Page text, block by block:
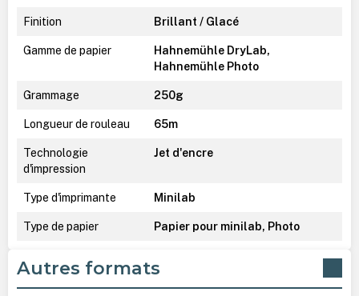
Finition Brillant / Glacé
Gamme de papier
Hahnemühle DryLab,
Hahnemühle Photo
Grammage 250g
Longueur de rouleau 65m
Technologie
d'impression
Jet d'encre
Type d'imprimante Minilab
Type de papier Papier pour minilab, Photo
Autres formats